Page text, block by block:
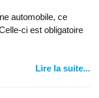
automobile, ce
ci est obligatoire
Lire la suite...